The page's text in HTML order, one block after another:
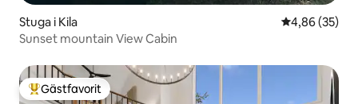
Stuga i Kila 4,86 av 5 i
4,86 (35)
Sunset mountain View Cabin
Populär gästfavorit
Gästfavorit